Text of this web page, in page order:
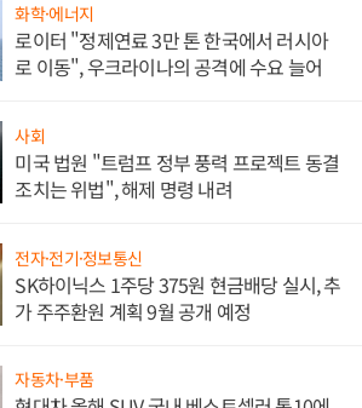
화학·에너지
로이터 "정제연료 3만 톤 한국에서 러시아
로 이동", 우크라이나의 공격에 수요 늘어
사회
미국 법원 "트럼프 정부 풍력 프로젝트 동결
조치는 위법", 해제 명령 내려
전자·전기·정보통신
SK하이닉스 1주당 375원 현금배당 실시, 추
가 주주환원 계획 9월 공개 예정
자동차·부품